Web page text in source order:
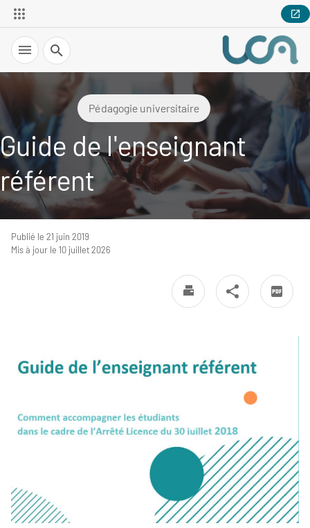
Recherche
Pédagogie universitaire
Guide de l'enseignant
référent
Publié le 21 juin 2019
Mis à jour le 10 juillet 2026